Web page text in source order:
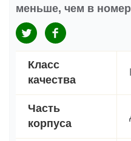
меньше, чем в
Класс
качества
Часть
корпуса